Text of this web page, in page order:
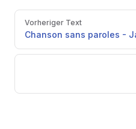
Pager
Vorheriger Text
Chanson sans paroles -